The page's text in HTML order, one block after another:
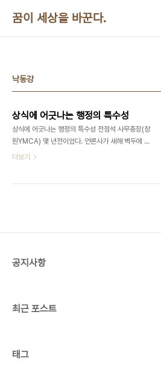
꿈이 세상을 바꾼다.
낙동강
상식에 어긋나는 행정의 특수성
상식에 어긋나는 행정의 특수성 전점석 사무총장(창
원YMCA) 몇 년전이었다. 언론사가 새해 벽두에 제
시하는 연중 캠페인 주제 가운데 라는 게 있었다. 이
히 이해하기가 힘든 경우가 많다. 그런데 상식에 어긋
더보기
공지사항
최근 포스트
태그